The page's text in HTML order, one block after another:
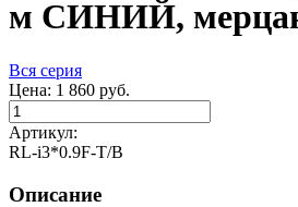
м СИНИЙ,
Вся серия
Цена: 1 860 руб.
Артикул:
RL-i3*0.9F-T/B
Описание